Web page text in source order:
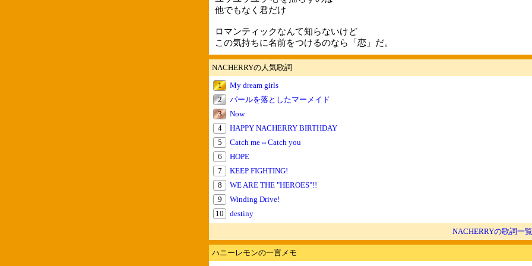
他でもなく君だけ
ロマンティックなんて知らないけど
この気持ちに名前をつけるのなら「恋」だ。
NACHERRYの人気歌詞
1
My dream girls
2
パールを落としたマーメイド
3
Now
4
HAPPY NACHERRY BIRTHDAY
5
Catch me⇔Catch you
6
HOPE
7
KEEP FIGHTING!
8
WE ARE THE "HEROES"!!
9
Winding Drive!
10
destiny
NACHERRYの歌詞一覧
ハニーレモンの一言メモ